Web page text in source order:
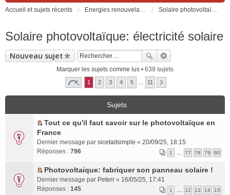
Accueil et sujets récents Energies renouvelables et fossiles, énergie solaire, biocarburants et changement climatique Solaire photovoltaïque: électricité solaire
Solaire photovoltaïque: électricité solaire
Nouveau sujet
Marquer les sujets comme lus • 639 sujets
1 2 3 4 5 11
Sujets
C
o
n
u
t
Tout ce qu'il faut savoir sur le photovoltaïque en
France
Dernier message par sicetaitsimple « 20/09/25, 18:15
Réponses : 796 1 77 78 79 80
C
o
Photovoltaique: fabriquer son panneau solaire !
Dernier message par Peterr « 16/05/25, 17:41
Réponses : 145 1 12 13 14 15